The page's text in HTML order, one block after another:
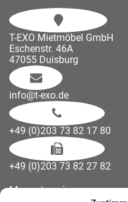
T-EXO Mietmöbel GmbH
Eschenstr. 46A
47055 Duisburg
info@t-exo.de
+49 (0)203 73 82 17 80
+49 (0)203 73 82 27 82
Messetermine